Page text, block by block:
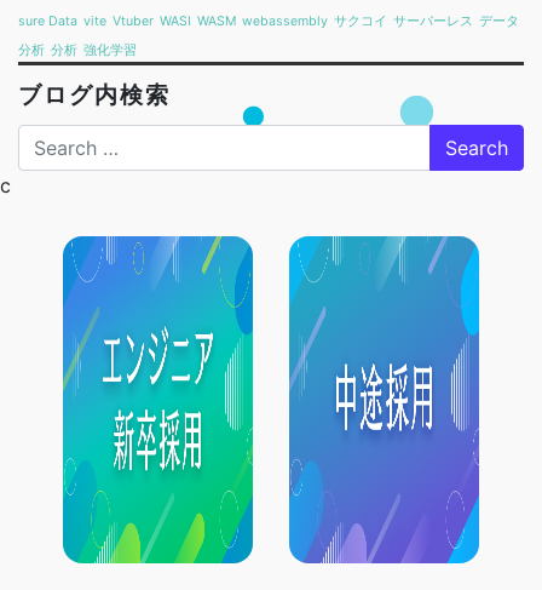
sure Data vite Vtuber WASI WASM webassembly サクコイ サーバーレス データ
分析 分析 強化学習
ブログ内検索
Search
c